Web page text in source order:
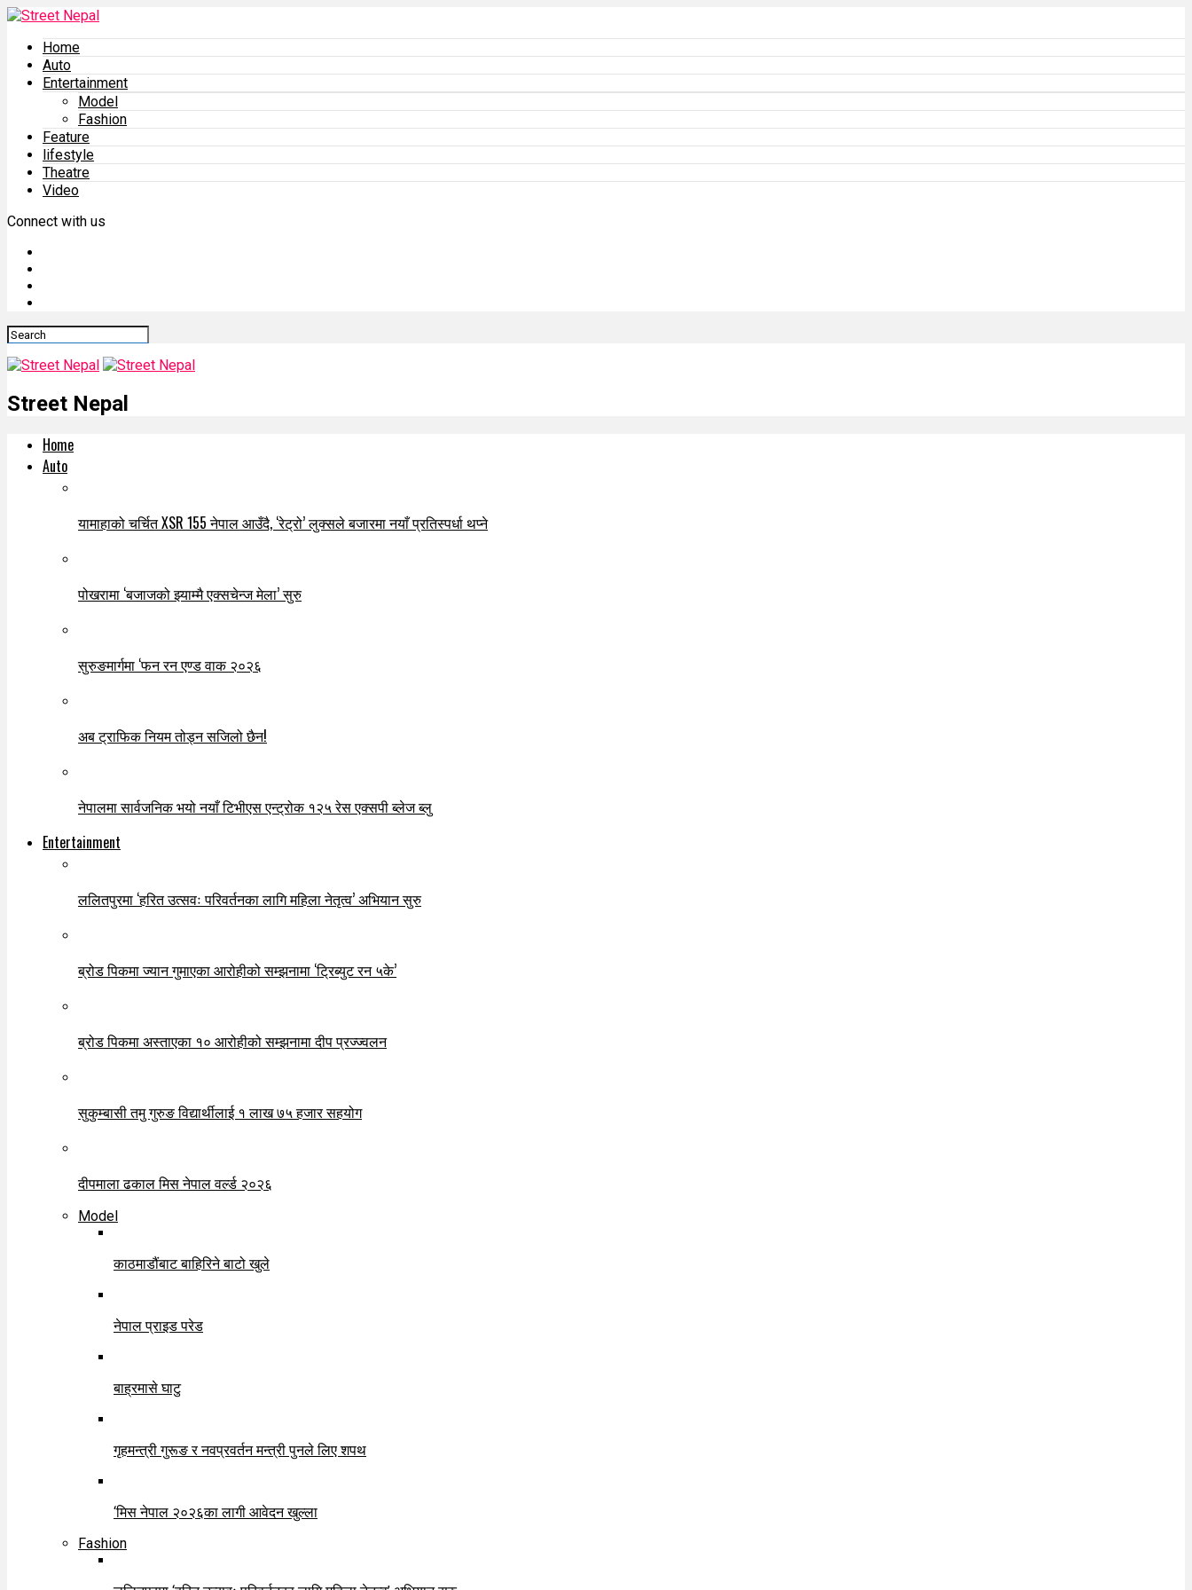
Home
Auto
Entertainment
Model
Fashion
Feature
lifestyle
Theatre
Video
Connect with us
Street Nepal
Home
Auto
यामाहाको चर्चित XSR 155 नेपाल आउँदै, ‘रेट्रो’ लुक्सले बजारमा नयाँ प्रतिस्पर्धा थप्ने
पोखरामा ‘बजाजको झ्याम्मै एक्सचेन्ज मेला’ सुरु
सुरुङमार्गमा ‘फन रन एण्ड वाक २०२६
अब ट्राफिक नियम तोड्न सजिलो छैन!
नेपालमा सार्वजनिक भयो नयाँ टिभीएस एन्ट्रोक १२५ रेस एक्सपी ब्लेज ब्लु
Entertainment
ललितपुरमा ‘हरित उत्सवः परिवर्तनका लागि महिला नेतृत्व’ अभियान सुरु
ब्रोड पिकमा ज्यान गुमाएका आरोहीको सम्झनामा ‘ट्रिब्युट रन ५के’
ब्रोड पिकमा अस्ताएका १० आरोहीको सम्झनामा दीप प्रज्ज्वलन
सुकुम्बासी तमु गुरुङ विद्यार्थीलाई १ लाख ७५ हजार सहयोग
दीपमाला ढकाल मिस नेपाल वर्ल्ड २०२६
Model
काठमाडौंबाट बाहिरिने बाटो खुले
नेपाल प्राइड परेड
बाह्रमासे घाटु
गृहमन्त्री गुरूङ र नवप्रवर्तन मन्त्री पुनले लिए शपथ
‘मिस नेपाल २०२६का लागी आवेदन खुल्ला
Fashion